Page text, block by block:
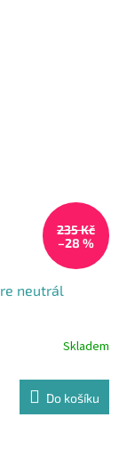
235 Kč
–28 %
neutrál
Skladem
Do košíku